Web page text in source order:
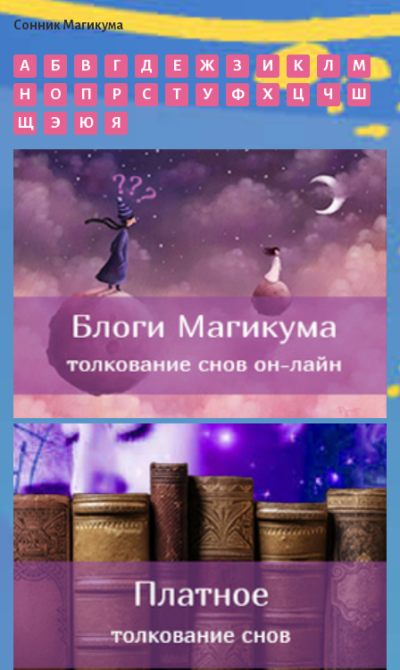
Сонник Магикума
А Б В Г Д Е Ж З И К Л
М
Н
О П Р С Т У Ф Х Ц Ч
Ш
Щ
Э Ю Я